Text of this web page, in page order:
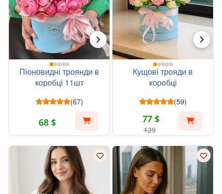
Піоновидні троянди в
коробці 11шт
(67)
68 $
Кущові трояди в
коробці
(59)
77 $
129